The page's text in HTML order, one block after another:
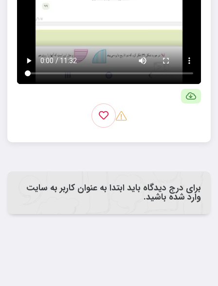
برای درج دیدگاه باید ابتدا به عنوان کاربر به سایت
وارد شده باشید.